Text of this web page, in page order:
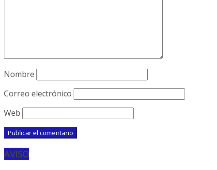
Nombre
Correo electrónico
Web
AVISO